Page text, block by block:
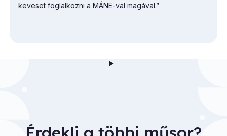
keveset foglalkozni a MÁNE-val magával.”